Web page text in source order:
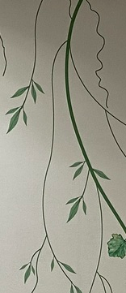
Materiales
Estándar
151666 .67 91000
Premium
181666.67 109000
Vinilo
199833.33 119900